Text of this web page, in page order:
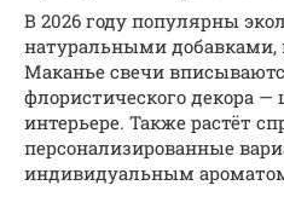
В 2026 году популярны
натуральными добавками,
Маканье свечи
флористического декора
интерьере. Также растёт
персонализированные
индивидуальным